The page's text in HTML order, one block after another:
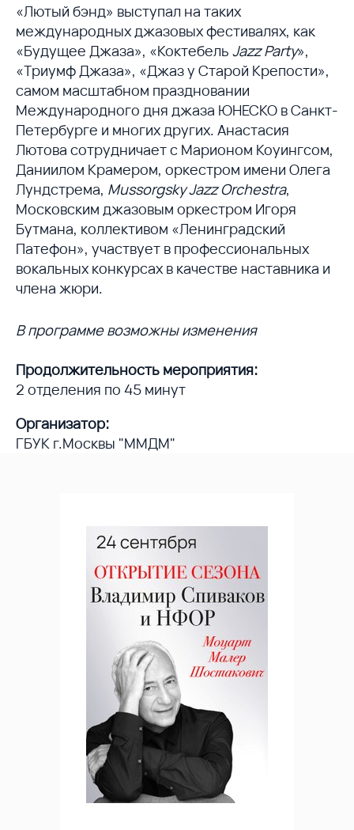
«Лютый бэнд» выступал на таких
международных джазовых фестивалях, как
«Будущее Джаза», «Коктебель Jazz Party»,
«Триумф Джаза», «Джаз у Старой Крепости»,
самом масштабном праздновании
Международного дня джаза ЮНЕСКО в Санкт-
Петербурге и многих других. Анастасия
Лютова сотрудничает с Марионом Коуингсом,
Даниилом Крамером, оркестром имени Олега
Лундстрема, Mussorgsky Jazz Orchestra,
Московским джазовым оркестром Игоря
Бутмана, коллективом «Ленинградский
Патефон», участвует в профессиональных
вокальных конкурсах в качестве наставника и
члена жюри.
В программе возможны изменения
Продолжительность мероприятия:
2 отделения по 45 минут
Организатор:
ГБУК г.Москвы "ММДМ"